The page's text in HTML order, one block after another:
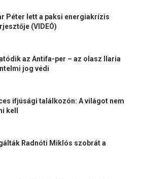
Péter lett a paksi energiakrízis
(VIDEÓ)
az Antifa-per – az olasz Ilaria
jog védi
ifjúsági találkozón: A világot nem
kell
Radnóti Miklós szobrát a